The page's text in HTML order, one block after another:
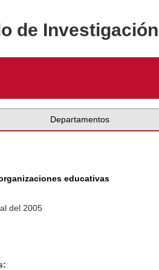
de Investigación
Departamentos
educativas
del 2005